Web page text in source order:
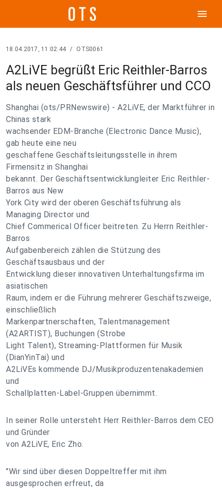
menu
18.04.2017, 11:02:44 / OTS0061
A2LiVE begrüßt Eric Reithler-Barros
als neuen Geschäftsführer und CCO
Shanghai (ots/PRNewswire) - A2LiVE, der Marktführer in
Chinas stark
wachsender EDM-Branche (Electronic Dance Music),
gab heute eine neu
geschaffene Geschäftsleitungsstelle in ihrem
Firmensitz in Shanghai
bekannt. Der Geschäftsentwicklungleiter Eric Reithler-
Barros aus New
York City wird der oberen Geschäftsführung als
Managing Director und
Chief Commerical Officer beitreten. Zu Herrn Reithler-
Barros
Aufgabenbereich zählen die Stützung des
Geschäftsausbaus und der
Entwicklung dieser innovativen Unterhaltungsfirma im
asiatischen
Raum, indem er die Führung mehrerer Geschäftszweige,
einschließlich
Markenpartnerschaften, Talentmanagement
(A2ARTIST), Buchungen (Strobe
Light Talent), Streaming-Plattformen für Musik
(DianYinTai) und
A2LiVEs kommende DJ/Musikproduzentenakademien
und
Schallplatten-Label-Gruppen übernimmt.
In seiner Rolle untersteht Herr Reithler-Barros dem CEO
und Gründer
von A2LiVE, Eric Zho.
"Wir sind über diesen Doppeltreffer mit ihm
ausgesprochen erfreut, da